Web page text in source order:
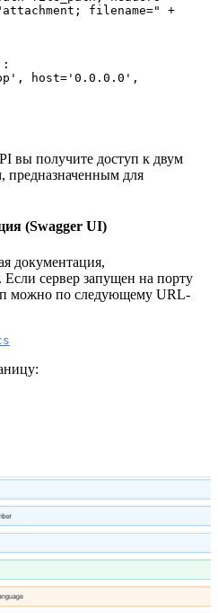
filename=" +
вы получите доступ к двум
предназначенным для
(Swagger UI)
документация,
Если сервер запущен на порту
можно по следующему URL-